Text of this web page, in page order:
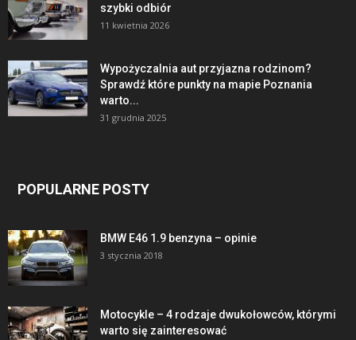
szybki odbiór
11 kwietnia 2026
Wypożyczalnia aut przyjazna rodzinom?
Sprawdź które punkty na mapie Poznania
warto...
31 grudnia 2025
POPULARNE POSTY
BMW E46 1.9 benzyna – opinie
3 stycznia 2018
Motocykle – 4 rodzaje dwukołowców, którymi
warto się zainteresować